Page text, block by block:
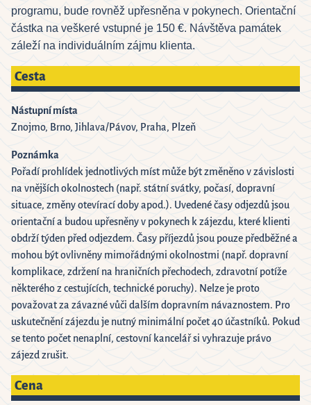
programu, bude rovněž upřesněna v pokynech. Orientační
částka na veškeré vstupné je 150 €. Návštěva památek
záleží na individuálním zájmu klienta.
Cesta
Nástupní místa
Znojmo, Brno, Jihlava/Pávov, Praha, Plzeň
Poznámka
Pořadí prohlídek jednotlivých míst může být změněno v závislosti
na vnějších okolnostech (např. státní svátky, počasí, dopravní
situace, změny otevírací doby apod.). Uvedené časy odjezdů jsou
orientační a budou upřesněny v pokynech k zájezdu, které klienti
obdrží týden před odjezdem. Časy příjezdů jsou pouze předběžné a
mohou být ovlivněny mimořádnými okolnostmi (např. dopravní
komplikace, zdržení na hraničních přechodech, zdravotní potíže
některého z cestujících, technické poruchy). Nelze je proto
považovat za závazné vůči dalším dopravním návaznostem. Pro
uskutečnění zájezdu je nutný minimální počet 40 účastníků. Pokud
se tento počet nenaplní, cestovní kancelář si vyhrazuje právo
zájezd zrušit.
Cena